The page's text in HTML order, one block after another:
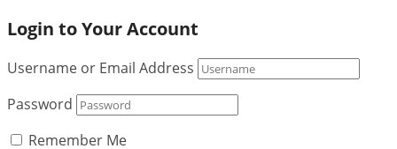
Login to Your Account
Username or Email Address
Password
Remember Me